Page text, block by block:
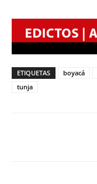
ETIQUETAS boyacá
tunja